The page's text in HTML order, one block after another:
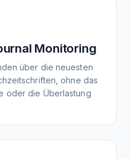
Monitoring
über die neuesten
ohne das
oder die Überlastung